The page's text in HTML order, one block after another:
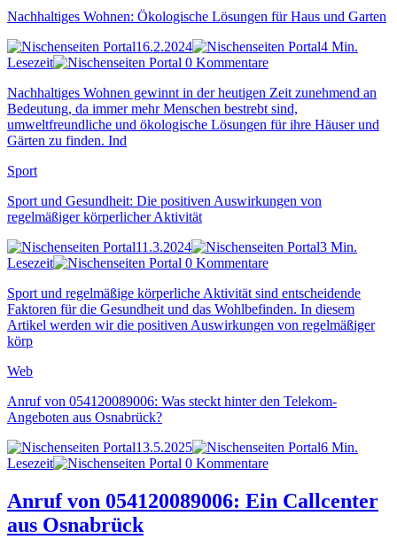
Nachhaltiges Wohnen: Ökologische Lösungen für Haus und Garten
16.2.2024
4 Min.
Lesezeit
0 Kommentare
Nachhaltiges Wohnen gewinnt in der heutigen Zeit zunehmend an
Bedeutung, da immer mehr Menschen bestrebt sind,
umweltfreundliche und ökologische Lösungen für ihre Häuser und
Gärten zu finden. Ind
Sport
Sport und Gesundheit: Die positiven Auswirkungen von
regelmäßiger körperlicher Aktivität
11.3.2024
3 Min.
Lesezeit
0 Kommentare
Sport und regelmäßige körperliche Aktivität sind entscheidende
Faktoren für die Gesundheit und das Wohlbefinden. In diesem
Artikel werden wir die positiven Auswirkungen von regelmäßiger
körp
Web
Anruf von 054120089006: Was steckt hinter den Telekom-
Angeboten aus Osnabrück?
13.5.2025
6 Min.
Lesezeit
0 Kommentare
Anruf von 054120089006: Ein Callcenter
aus Osnabrück